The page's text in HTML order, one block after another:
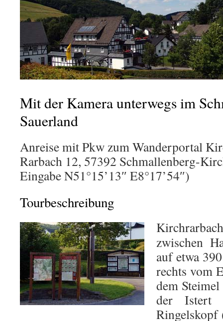
Mit der Kamera unterwegs im
Sauerland
Anreise mit Pkw zum Wanderportal
Rarbach 12, 57392 Schmallenberg-
Eingabe N51°15’13″ E8°17’54″)
Tourbeschreibung
zwischen
auf etwa
rechts vom
dem
der Istert
Ringelskopf